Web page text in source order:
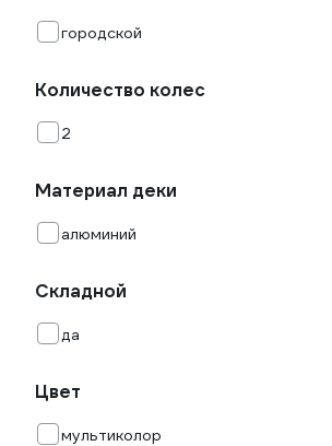
городской
Количество колес
2
Материал деки
алюминий
Складной
да
Цвет
мультиколор